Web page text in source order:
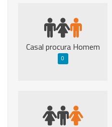
Casal procura Homem
0